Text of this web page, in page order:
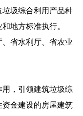
圾综合利用产品种
地方标准执行。
、省水利厅、省农业
，引领建筑垃圾综
金建设的房屋建筑